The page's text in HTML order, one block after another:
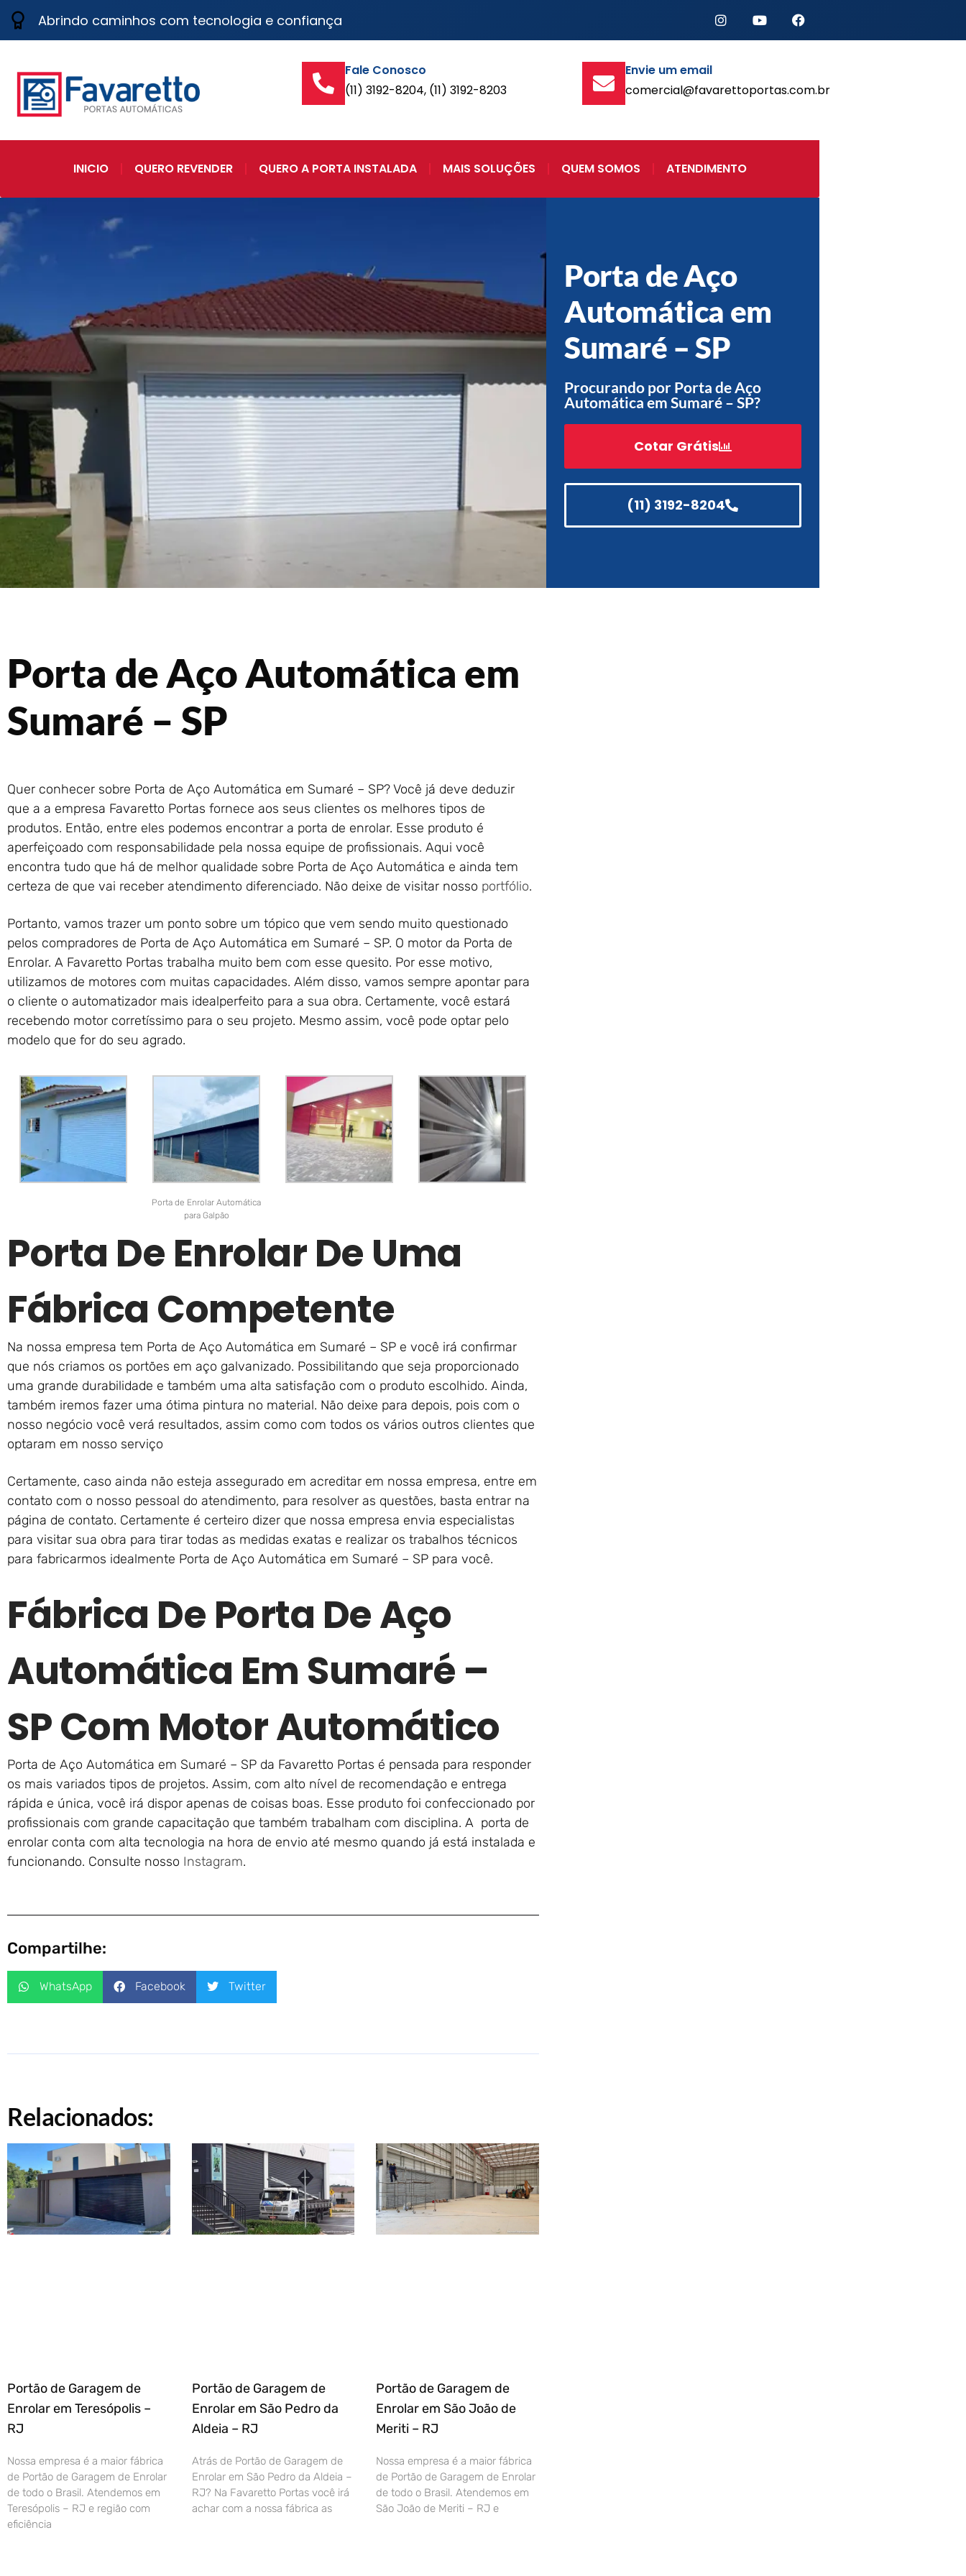
Abrindo caminhos com tecnologia e confiança
Fale Conosco
(11) 3192-8204, (11) 3192-8203
Envie um email
comercial@favarettoportas.com.br
INICIO QUERO REVENDER QUERO A PORTA INSTALADA MAIS SOLUÇÕES QUEM SOMOS ATENDIMENTO
Porta de Aço
Automática em
Sumaré – SP
Procurando por Porta de Aço
Automática em Sumaré – SP?
Cotar Grátis
(11) 3192-8204
Porta de Aço Automática em
Sumaré – SP
Quer conhecer sobre Porta de Aço Automática em Sumaré – SP? Você já deve deduzir
que a a empresa Favaretto Portas fornece aos seus clientes os melhores tipos de
produtos. Então, entre eles podemos encontrar a porta de enrolar. Esse produto é
aperfeiçoado com responsabilidade pela nossa equipe de profissionais. Aqui você
encontra tudo que há de melhor qualidade sobre Porta de Aço Automática e ainda tem
certeza de que vai receber atendimento diferenciado. Não deixe de visitar nosso portfólio.
Portanto, vamos trazer um ponto sobre um tópico que vem sendo muito questionado
pelos compradores de Porta de Aço Automática em Sumaré – SP. O motor da Porta de
Enrolar. A Favaretto Portas trabalha muito bem com esse quesito. Por esse motivo,
utilizamos de motores com muitas capacidades. Além disso, vamos sempre apontar para
o cliente o automatizador mais idealperfeito para a sua obra. Certamente, você estará
recebendo motor corretíssimo para o seu projeto. Mesmo assim, você pode optar pelo
modelo que for do seu agrado.
Porta de Enrolar Automática
para Galpão
Porta De Enrolar De Uma
Fábrica Competente
Na nossa empresa tem Porta de Aço Automática em Sumaré – SP e você irá confirmar
que nós criamos os portões em aço galvanizado. Possibilitando que seja proporcionado
uma grande durabilidade e também uma alta satisfação com o produto escolhido. Ainda,
também iremos fazer uma ótima pintura no material. Não deixe para depois, pois com o
nosso negócio você verá resultados, assim como com todos os vários outros clientes que
optaram em nosso serviço
Certamente, caso ainda não esteja assegurado em acreditar em nossa empresa, entre em
contato com o nosso pessoal do atendimento, para resolver as questões, basta entrar na
página de contato. Certamente é certeiro dizer que nossa empresa envia especialistas
para visitar sua obra para tirar todas as medidas exatas e realizar os trabalhos técnicos
para fabricarmos idealmente Porta de Aço Automática em Sumaré – SP para você.
Fábrica De Porta De Aço
Automática Em Sumaré –
SP Com Motor Automático
Porta de Aço Automática em Sumaré – SP da Favaretto Portas é pensada para responder
os mais variados tipos de projetos. Assim, com alto nível de recomendação e entrega
rápida e única, você irá dispor apenas de coisas boas. Esse produto foi confeccionado por
profissionais com grande capacitação que também trabalham com disciplina. A porta de
enrolar conta com alta tecnologia na hora de envio até mesmo quando já está instalada e
funcionando. Consulte nosso Instagram.
Compartilhe:
WhatsApp Facebook Twitter
Relacionados:
Portão de Garagem de
Enrolar em Teresópolis –
RJ
Nossa empresa é a maior fábrica
de Portão de Garagem de Enrolar
de todo o Brasil. Atendemos em
Teresópolis – RJ e região com
eficiência
Portão de Garagem de
Enrolar em São Pedro da
Aldeia – RJ
Atrás de Portão de Garagem de
Enrolar em São Pedro da Aldeia –
RJ? Na Favaretto Portas você irá
achar com a nossa fábrica as
Portão de Garagem de
Enrolar em São João de
Meriti – RJ
Nossa empresa é a maior fábrica
de Portão de Garagem de Enrolar
de todo o Brasil. Atendemos em
São João de Meriti – RJ e